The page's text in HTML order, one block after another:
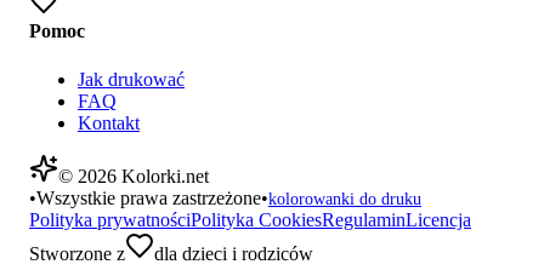
Pomoc
Jak drukować
FAQ
Kontakt
© 2026 Kolorki.net
•Wszystkie prawa zastrzeżone•kolorowanki do druku
Polityka prywatnościPolityka CookiesRegulaminLicencja
Stworzone z
dla dzieci i rodziców